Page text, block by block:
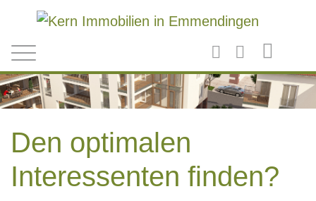
Den optimalen
Interessenten finden?